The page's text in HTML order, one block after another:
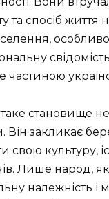
та спосіб життя
особливо
частиною
становище
закликає
свою культуру,
Лише народ,
належність і